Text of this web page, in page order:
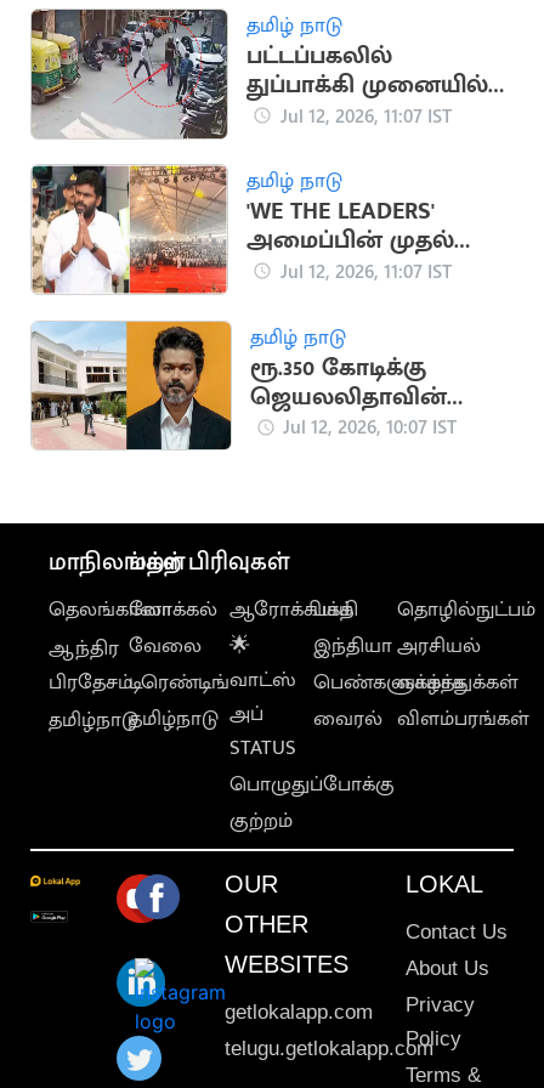
தமிழ் நாடு
பட்டப்பகலில்
துப்பாக்கி முனையில்
ரூ.17 லட்சம் வழிப்பறி
Jul 12, 2026, 11:07 IST
தமிழ் நாடு
'WE THE LEADERS'
அமைப்பின் முதல்
மாநாடு தொடங்கியது
Jul 12, 2026, 11:07 IST
தமிழ் நாடு
ரூ.350 கோடிக்கு
ஜெயலலிதாவின்
இல்லத்தை வாங்கும்
Jul 12, 2026, 10:07 IST
மாநிலங்கள்
தெலங்கானா
ஆந்திர
பிரதேசம்
தமிழ்நாடு
மற்ற பிரிவுகள்
லோக்கல்
வேலை
டிரெண்டிங்
தமிழ்நாடு
ஆரோக்கியம்
🌟
வாட்ஸ்
அப்
STATUS
பொழுதுப்போக்கு
குற்றம்
பக்தி
இந்தியா
பெண்களுக்காக
வைரல்
தொழில்நுட்பம்
அரசியல்
வாழ்த்துக்கள்
விளம்பரங்கள்
OUR
OTHER
WEBSITES
getlokalapp.com
telugu.getlokalapp.com
LOKAL
Contact Us
About Us
Privacy
Policy
Terms &